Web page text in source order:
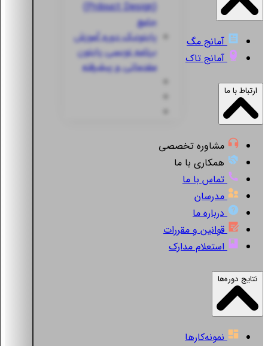
جامع
پایتونیکدوره آموزش
برنامه نویسی پایتون
مقدماتی و پیشرفته
آمانج مگ
آمانج تاک
ارتباط با ما
مشاوره تخصصی
همکاری با ما
تماس با ما
مدرسان
درباره ما
قوانین و مقررات
استعلام مدارک
نتایج دوره‌ها
نمونه‌کارها